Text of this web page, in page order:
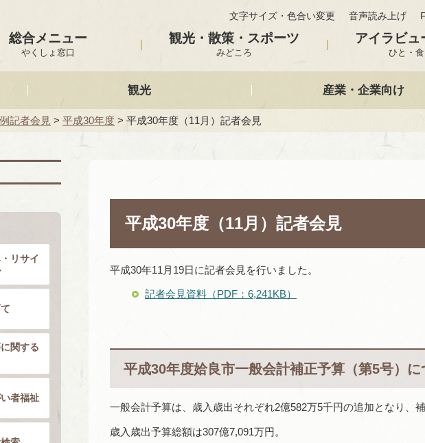
文字サイズ・色合い変更 音声読み上げ
総合メニュー
やくしょ窓口
観光・散策・スポーツ
みどころ
アイラビュ
ひと・
観光 産業・企業向け
記者会見 > 平成30年度 > 平成30年度（11月）記者会見
リサイ
関する
者福祉
平成30年度（11月）記者会見
平成30年11月19日に記者会見を行いました。
記者会見資料（PDF：6,241KB）
平成30年度姶良市一般会計補正予算（第5号）に
一般会計予算は、歳入歳出それぞれ2億582万5千円の追加となり、
歳入歳出予算総額は307億7,091万円。